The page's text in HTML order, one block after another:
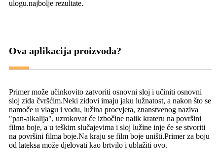
ulogu.najbolje rezultate.
Ova aplikacija proizvoda?
Primer može učinkovito zatvoriti osnovni sloj i učiniti osnovni
sloj zida čvršćim.Neki zidovi imaju jaku lužnatost, a nakon što se
namoče u vlagu i vodu, lužina procvjeta, znanstvenog naziva
"pan-alkalija", uzrokovat će izbočine nalik krateru na površini
filma boje, a u teškim slučajevima i sloj lužine inje će se stvoriti
na površini filma boje.Na kraju se film boje uništi.Primer za boju
od lateksa može djelovati kao brtvilo i ublažiti ovo.